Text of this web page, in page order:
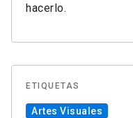
hacerlo.
ETIQUETAS
Artes Visuales